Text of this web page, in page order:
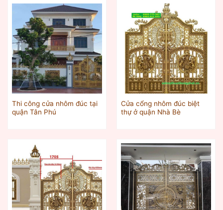
Thi công cửa nhôm đúc tại
quận Tân Phú
Cửa cổng nhôm đúc biệt
thự ở quận Nhà Bè